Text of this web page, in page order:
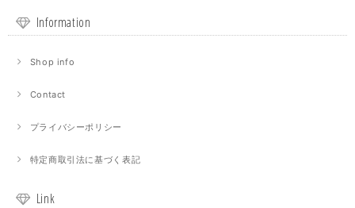
Information
Shop info
Contact
プライバシーポリシー
特定商取引法に基づく表記
Link